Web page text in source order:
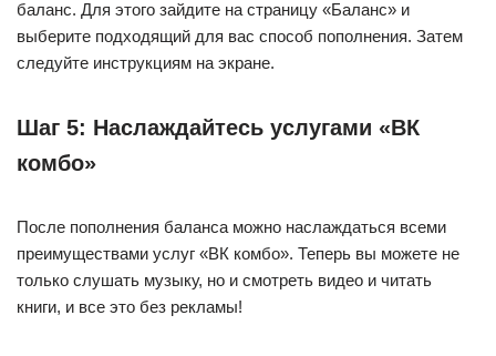
баланс. Для этого зайдите на страницу «Баланс» и
выберите подходящий для вас способ пополнения. Затем
следуйте инструкциям на экране.
Шаг 5: Наслаждайтесь услугами «ВК
комбо»
После пополнения баланса можно наслаждаться всеми
преимуществами услуг «ВК комбо». Теперь вы можете не
только слушать музыку, но и смотреть видео и читать
книги, и все это без рекламы!